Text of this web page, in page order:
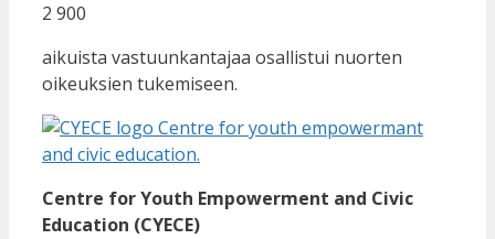
2 900
aikuista vastuunkantajaa osallistui nuorten
oikeuksien tukemiseen.
Centre for Youth Empowerment and Civic
Education (CYECE)